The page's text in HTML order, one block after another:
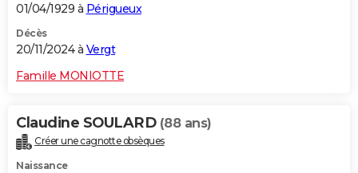
01/04/1929 à Périgueux
Décès
20/11/2024 à Vergt
Famille MONIOTTE
Claudine SOULARD (88 ans)
Créer une cagnotte obsèques
Naissance